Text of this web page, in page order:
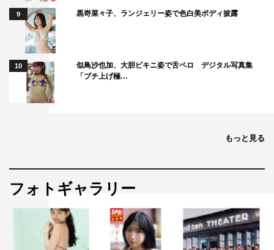
9 黒嵜菜々子、ランジェリー姿で色白美ボディ披露
10
似鳥沙也加、大胆ビキニ姿で舌ペロ デジタル写真集
「ブチ上げ極…
もっと見る
フォトギャラリー